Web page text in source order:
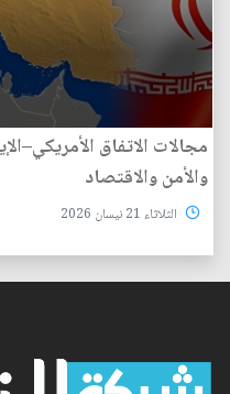
مجالات الاتفاق
والأمن والاقتصاد
الثلاثاء 21 نيسان 2026